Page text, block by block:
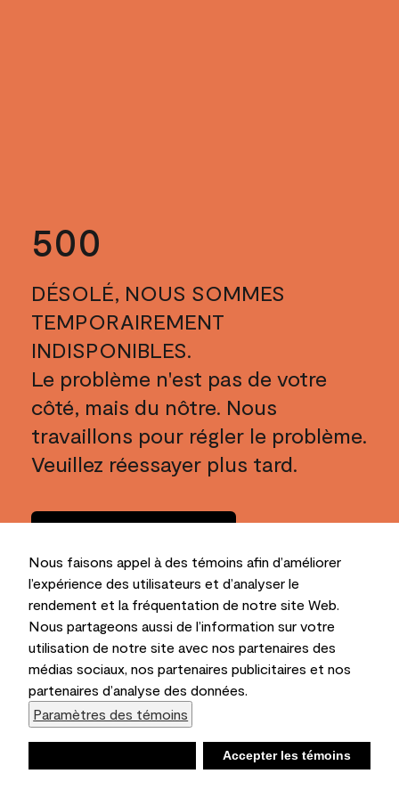
Nous faisons appel à des témoins afin d’améliorer
l’expérience des utilisateurs et d’analyser le
rendement et la fréquentation de notre site Web.
Nous partageons aussi de l’information sur votre
utilisation de notre site avec nos partenaires des
médias sociaux, nos partenaires publicitaires et nos
partenaires d’analyse des données.
Paramètres des témoins
Accepter les témoins
500
DÉSOLÉ, NOUS SOMMES
TEMPORAIREMENT
INDISPONIBLES.
Le problème n'est pas de votre
côté, mais du nôtre. Nous
travaillons pour régler le problème.
Veuillez réessayer plus tard.
maison